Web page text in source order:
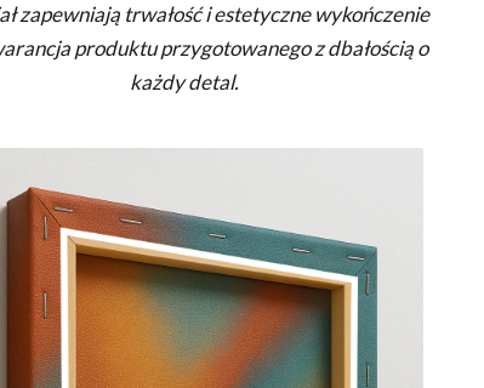
zapewniają trwałość i estetyczne wykończenie
produktu przygotowanego z dbałością o
każdy detal.